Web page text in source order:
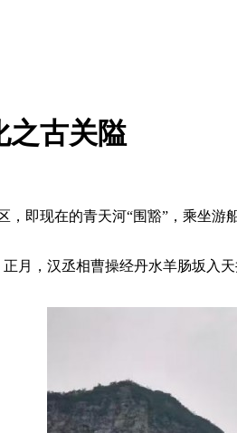
之古关隘
，即现在的青天河“围豁”，乘坐游
月，汉丞相曹操经丹水羊肠坂入